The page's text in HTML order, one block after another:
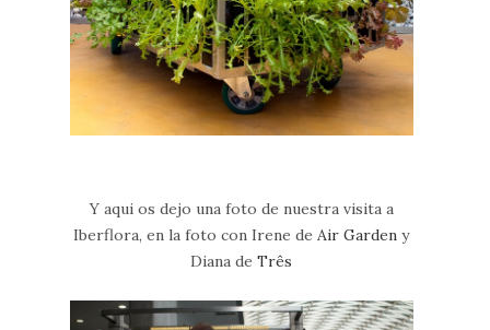
Y aqui os dejo una foto de nuestra visita a
Iberflora, en la foto con Irene deAir Garden y
Diana deTrês